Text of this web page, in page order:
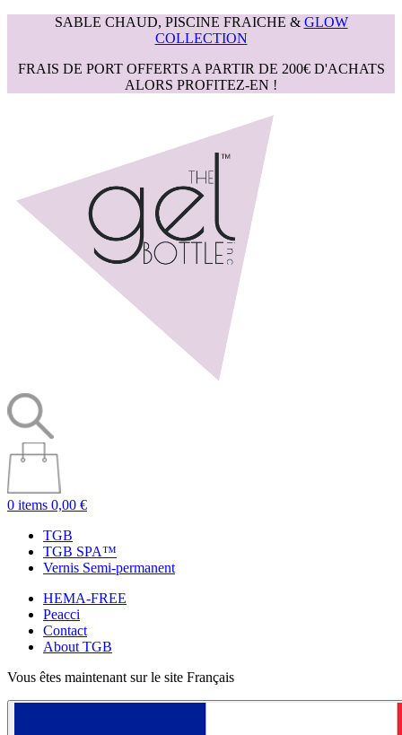
SABLE CHAUD, PISCINE FRAICHE & GLOW
COLLECTION
FRAIS DE PORT OFFERTS A PARTIR DE 200€ D'ACHATS
ALORS PROFITEZ-EN !
0 items 0,00 €
TGB
TGB SPA™
Vernis Semi-permanent
HEMA-FREE
Peacci
Contact
About TGB
Vous êtes maintenant sur le site Français